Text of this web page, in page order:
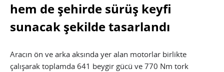
hem de şehirde sürüş keyfi
sunacak şekilde tasarlandı
Aracın ön ve arka aksında yer alan motorlar birlikte
çalışarak toplamda 641 beygir gücü ve 770 Nm tork